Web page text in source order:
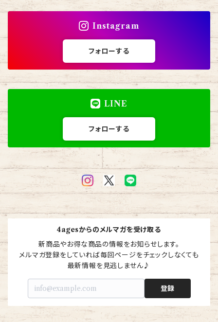
Instagram
フォローする
LINE
フォローする
4agesからのメルマガを受け取る
新商品やお得な商品の情報をお知らせします。
メルマガ登録をしていれば毎回ページをチェックしなくても
最新情報を見逃しません♪
登録